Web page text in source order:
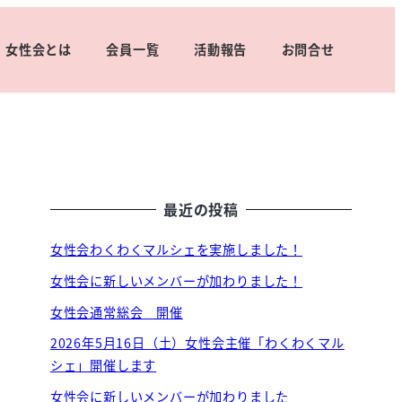
女性会とは 会員一覧 活動報告 お問合せ
最近の投稿
女性会わくわくマルシェを実施しました！
女性会に新しいメンバーが加わりました！
女性会通常総会 開催
2026年5月16日（土）女性会主催「わくわくマル
シェ」開催します
女性会に新しいメンバーが加わりました